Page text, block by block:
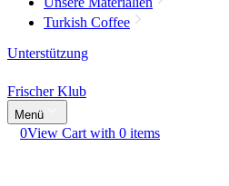
Turkish Coffee
Unterstützung
Frischer Klub
Menü
0View Cart with 0 items